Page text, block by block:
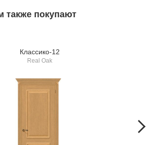
также покупают
Классико-12
Real Oak